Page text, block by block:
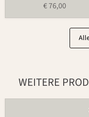
€ 76,00
WEITERE